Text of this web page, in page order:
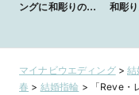
ングに和彫りの唐
樹 -わかみずき-
和彫
と-
マイナビウエディング>結
春 > 結婚指輪 >
「Reve